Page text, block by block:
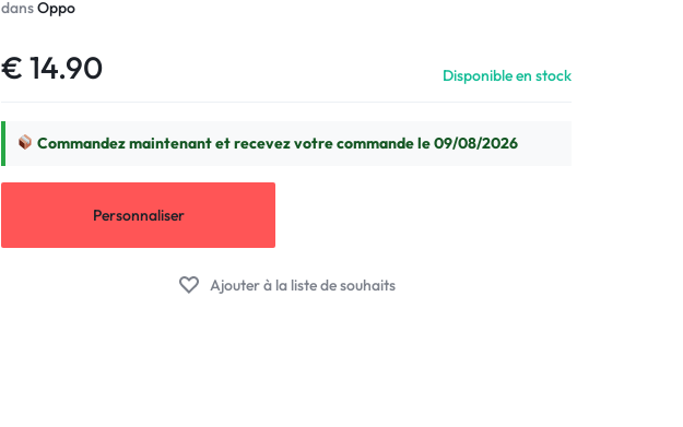
dansOppo
€ 14.90 Disponible en stock
Commandez maintenant et recevez votre commande le 09/08/2026
Personnaliser